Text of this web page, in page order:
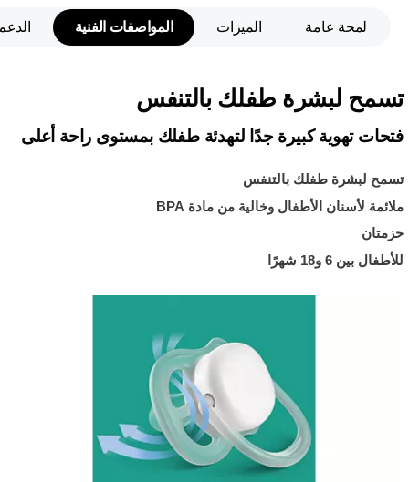
لمحة عامة الميزات المواصفات الفنية
تسمح لبشرة طفلك بالتنفس
فتحات تهوية كبيرة جدًا لتهدئة طفلك بمستوى راحة أعلى
تسمح لبشرة طفلك بالتنفس
ملائمة لأسنان الأطفال وخالية من مادة BPA
حزمتان
للأطفال بين 6 و18 شهرًا